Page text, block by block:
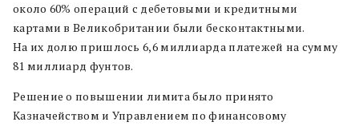
около 60% операций с дебетовыми и кредитными
картами в Великобритании были бесконтактными.
На их долю пришлось 6,6 миллиарда платежей на сумму
81 миллиард фунтов.
Решение о повышении лимита было принято
Казначейством и Управлением по финансовому